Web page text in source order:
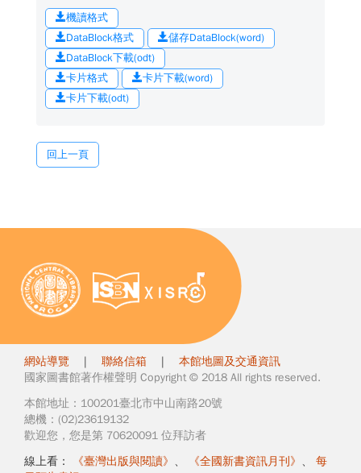
機讀格式
DataBlock格式
儲存DataBlock(word)
DataBlock下載(odt)
卡片格式
卡片下載(word)
卡片下載(odt)
回上一頁
網站導覽 | 聯絡信箱 | 本館地圖及交通資訊
國家圖書館著作權聲明 Copyright © 2018 All rights reserved.
本館地址：100201臺北市中山南路20號
總機：(02)23619132
歡迎您，您是第 70620091 位拜訪者
線上看：
《臺灣出版與閱讀》 、 《全國新書資訊月刊》 、 每